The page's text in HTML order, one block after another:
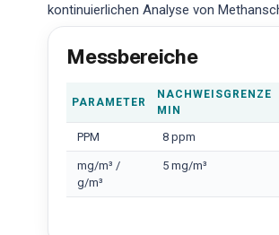
kontinuierlichen Analyse von
Messbereiche
PARAMETER
NACHWEISGRENZE
MIN
PPM 8 ppm
mg/m³ /
g/m³
5 mg/m³